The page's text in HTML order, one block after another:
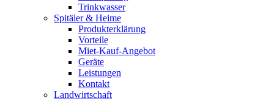
Trinkwasser
Spitäler & Heime
Produkterklärung
Vorteile
Miet-Kauf-Angebot
Geräte
Leistungen
Kontakt
Landwirtschaft